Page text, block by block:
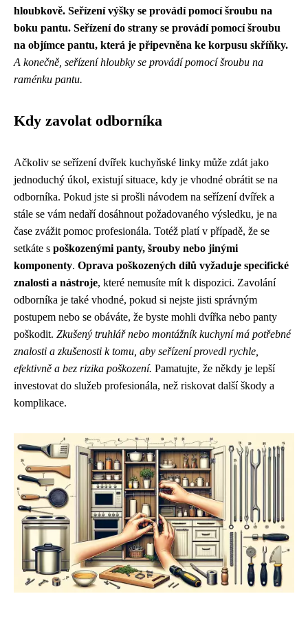
hloubkově. Seřízení výšky se provádí pomocí šroubu na
boku pantu. Seřízení do strany se provádí pomocí šroubu
na objímce pantu, která je připevněna ke korpusu skříňky.
A konečně, seřízení hloubky se provádí pomocí šroubu na
raménku pantu.
Kdy zavolat odborníka
Ačkoliv se seřízení dvířek kuchyňské linky může zdát jako
jednoduchý úkol, existují situace, kdy je vhodné obrátit se na
odborníka. Pokud jste si prošli návodem na seřízení dvířek a
stále se vám nedaří dosáhnout požadovaného výsledku, je na
čase zvážit pomoc profesionála. Totéž platí v případě, že se
setkáte s poškozenými panty, šrouby nebo jinými
komponenty. Oprava poškozených dílů vyžaduje specifické
znalosti a nástroje, které nemusíte mít k dispozici. Zavolání
odborníka je také vhodné, pokud si nejste jisti správným
postupem nebo se obáváte, že byste mohli dvířka nebo panty
poškodit. Zkušený truhlář nebo montážník kuchyní má potřebné
znalosti a zkušenosti k tomu, aby seřízení provedl rychle,
efektivně a bez rizika poškození. Pamatujte, že někdy je lepší
investovat do služeb profesionála, než riskovat další škody a
komplikace.